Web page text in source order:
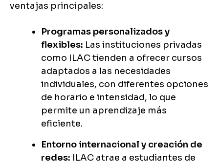
ventajas principales:
Programas personalizados y
flexibles: Las instituciones privadas
como ILAC tienden a ofrecer cursos
adaptados a las necesidades
individuales, con diferentes opciones
de horario e intensidad, lo que
permite un aprendizaje más
eficiente.
Entorno internacional y creación de
redes: ILAC atrae a estudiantes de